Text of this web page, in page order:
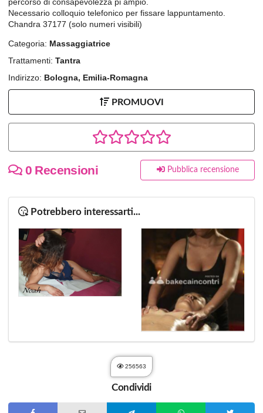
percorso di consapevolezza pi ampio.
Necessario colloquio telefonico per fissare lappuntamento.
Chandra 37177 (solo numeri visibili)
Categoria: Massaggiatrice
Trattamenti: Tantra
Indirizzo: Bologna, Emilia-Romagna
PROMUOVI
0 Recensioni Pubblica recensione
Potrebbero interessarti...
256563
Condividi